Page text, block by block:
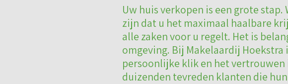
Uw huis verkopen is een grote
zijn dat u het maximaal haalbare
alle zaken voor u regelt. Het is
omgeving. Bij Makelaardij Hoekstra
persoonlijke klik en het
duizenden tevreden klanten die